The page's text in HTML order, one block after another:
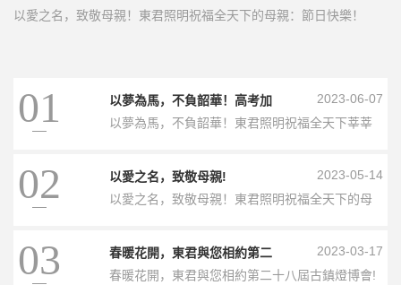
！ 春暖花開，東君與您相約第二十八屆古鎮燈博會!
01
以夢為馬，不負韶華！高考加
油！
2023-06-07
以夢為馬，不負韶華！東君照明祝福全天下莘莘
02 以愛之名，致敬母親!
2023-05-14
以愛之名，致敬母親！東君照明祝福全天下的母
03
春暖花開，東君與您相約第二
十八屆古鎮燈博會!
2023-03-17
春暖花開，東君與您相約第二十八屆古鎮燈博會!